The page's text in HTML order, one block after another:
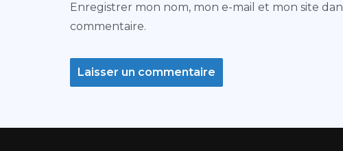
Enregistrer mon nom, mon e-mail et mon site
commentaire.